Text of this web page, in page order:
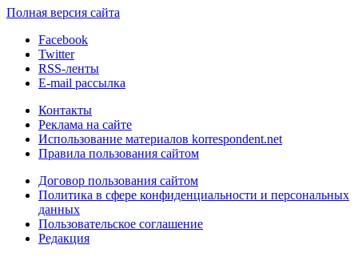
Полная версия сайта
Facebook
Twitter
RSS-ленты
E-mail рассылка
Контакты
Реклама на сайте
Использование материалов korrespondent.net
Правила пользования сайтом
Договор пользования сайтом
Политика в сфере конфиденциальности и персональных
данных
Пользовательское соглашение
Редакция